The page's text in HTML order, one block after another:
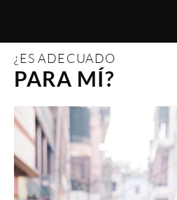
¿ES ADECUADO
PARA MÍ?